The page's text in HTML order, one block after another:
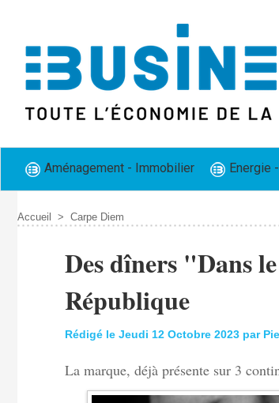
Aménagement - Immobilier Energie
Accueil > Carpe Diem
Des dîners "Dans
République
Rédigé le Jeudi 12 Octobre 2023 par
La marque, déjà présente sur 3